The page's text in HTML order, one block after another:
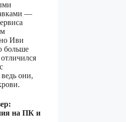
—
Иви
больше
они,
на ПК и